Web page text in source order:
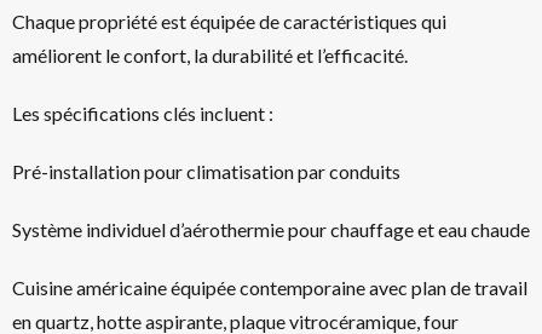
Chaque propriété est équipée de caractéristiques qui
améliorent le confort, la durabilité et l’efficacité.
Les spécifications clés incluent :
Pré-installation pour climatisation par conduits
Système individuel d’aérothermie pour chauffage et eau chaude
Cuisine américaine équipée contemporaine avec plan de travail
en quartz, hotte aspirante, plaque vitrocéramique, four